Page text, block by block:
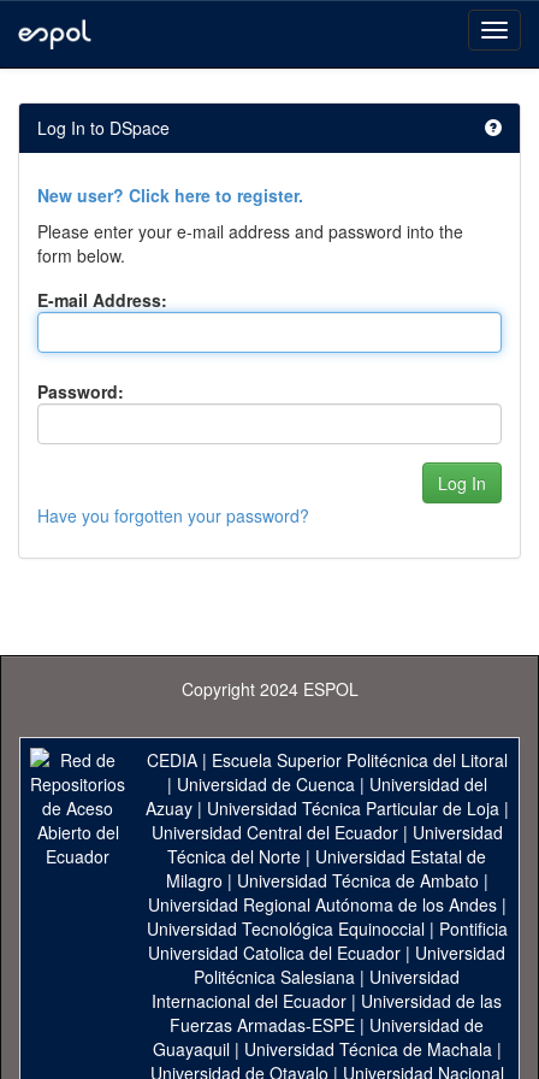
navigation
Log In to DSpace
New user? Click here to register.
Please enter your e-mail address and password into the
form below.
E-mail Address:
Password:
Have you forgotten your password?
Copyright 2024 ESPOL
CEDIA| Escuela Superior Politécnica del Litoral
| Universidad de Cuenca| Universidad del
Azuay| Universidad Técnica Particular de Loja|
Universidad Central del Ecuador| Universidad
Técnica del Norte | Universidad Estatal de
Milagro | Universidad Técnica de Ambato |
Universidad Regional Autónoma de los Andes|
Universidad Tecnológica Equinoccial| Pontificia
Universidad Catolica del Ecuador | Universidad
Politécnica Salesiana | Universidad
Internacional del Ecuador | Universidad de las
Fuerzas Armadas-ESPE | Universidad de
Guayaquil| Universidad Técnica de Machala|
Universidad de Otavalo | Universidad Nacional